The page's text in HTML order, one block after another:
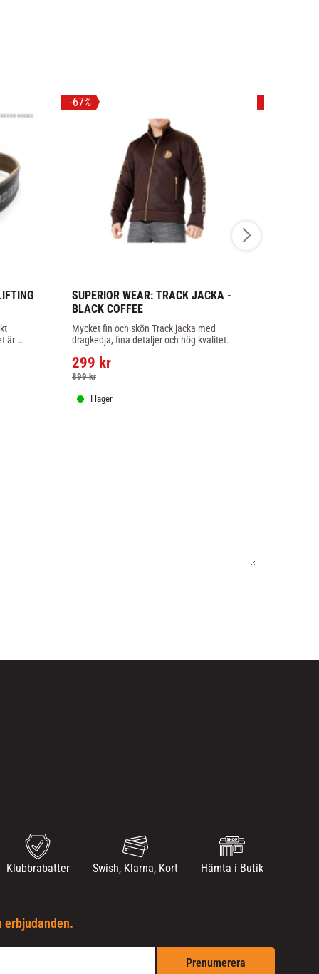
är
SUPERIOR WEAR: TRACK JACKA -
BLACK COFFEE
Mycket fin och skön Track jacka med
dragkedja, fina detaljer och hög kvalitet.
299 kr
899kr
67%
I lager
Klubbrabatter Swish, Klarna, Kort Hämta i Butik
erbjudanden.
Prenumerera